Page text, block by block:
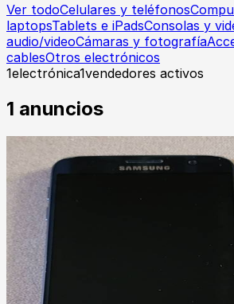
Ver todoCelulares y teléfonos
laptopsTablets e iPadsConsolas y
audio/videoCámaras y fotografía
cablesOtros electrónicos
1electrónica1vendedores activos
1 anuncios